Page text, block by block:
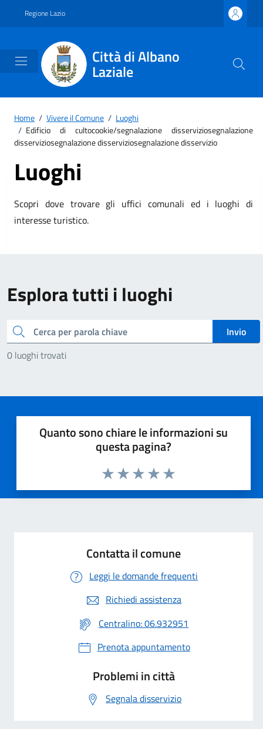
Regione Lazio
Città di Albano
Laziale
Home / Vivere il Comune / Luoghi
/ Edificio di cultocookie/segnalazione disserviziosegnalazione
disserviziosegnalazione disserviziosegnalazione disservizio
Luoghi
Scopri dove trovare gli uffici comunali ed i luoghi di
interesse turistico.
Esplora tutti i luoghi
Cerca
Invio
0 luoghi trovati
Quanto sono chiare le informazioni su
questa pagina?
Valuta 5 stelle su 5
Valuta 4 stelle su 5
Valuta 3 stelle su 5
Valuta 2 stelle su 5
Valuta 1 stelle su 5
Contatta il comune
Leggi le domande frequenti
Richiedi assistenza
Centralino: 06.932951
Prenota appuntamento
Problemi in città
Segnala disservizio